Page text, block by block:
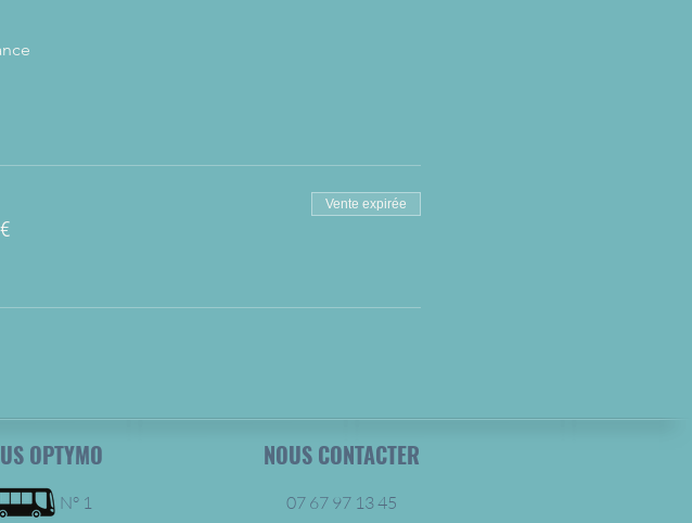
Vente expirée
OPTYMO
1
NOUS CONTACTER
07 67 97 13 45